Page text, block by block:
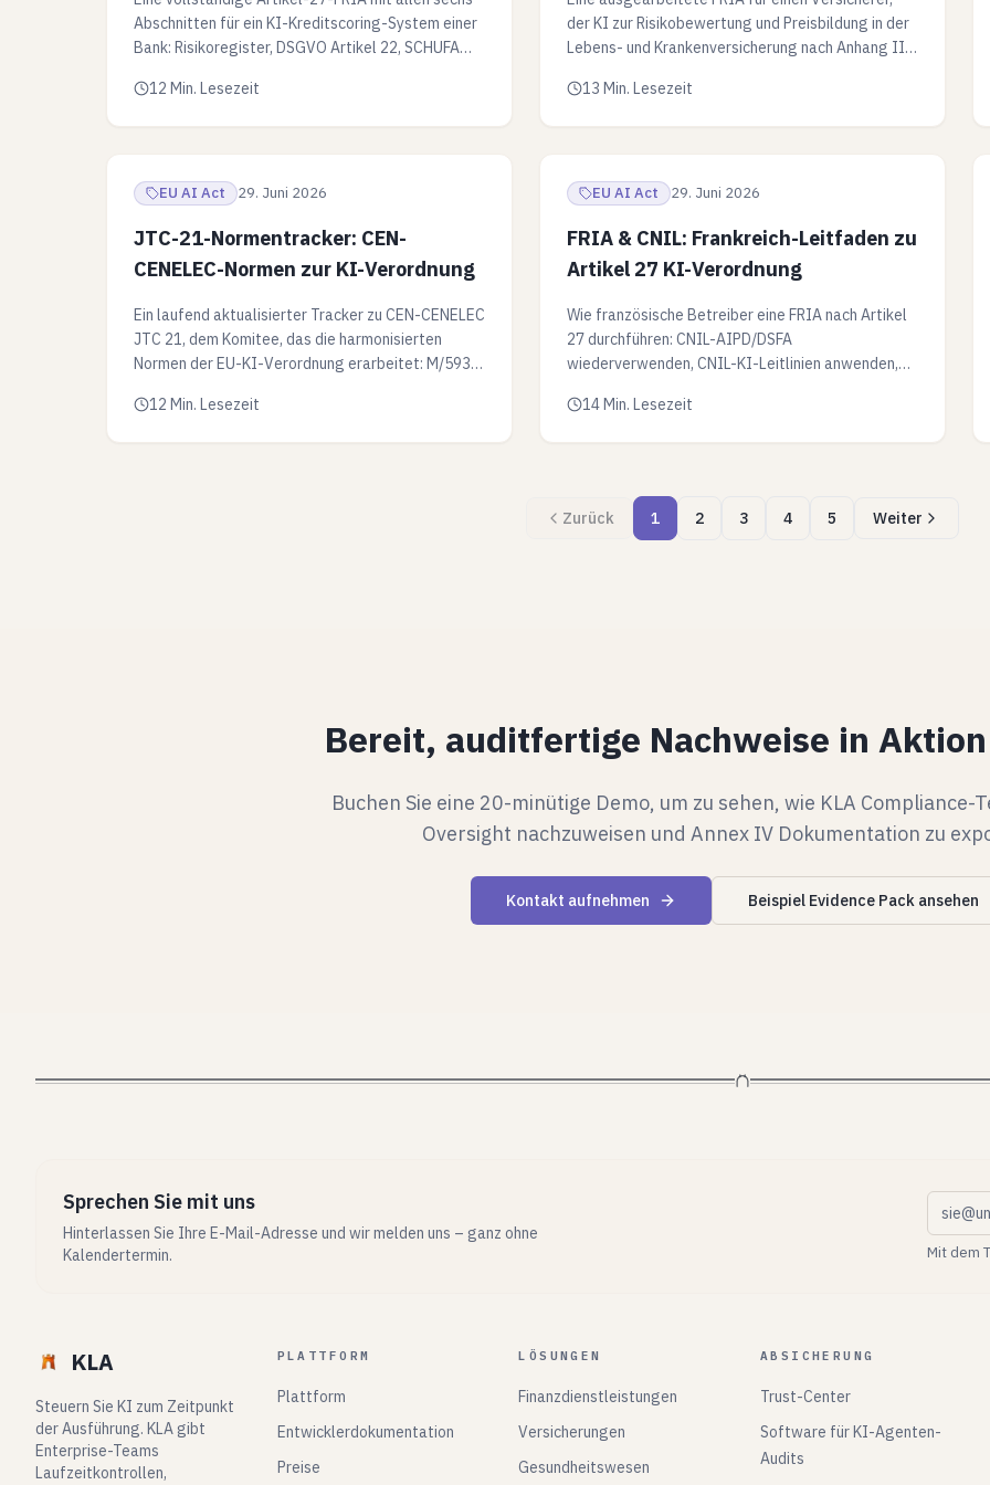
Abschnitten für ein KI-Kreditscoring-System einer
Bank: Risikoregister, DSGVO Artikel 22, SCHUFA
12 Min. Lesezeit
der KI zur Risikobewertung und Preisbildung in der
Lebens- und Krankenversicherung nach Anhang III
Geltungsbereich, Tiefe zu Gesundheitsdaten (Art.
13 Min. Lesezeit
EU AI Act 29. Juni 2026
JTC-21-Normentracker: CEN-
CENELEC-Normen zur KI-Verordnung
Ein laufend aktualisierter Tracker zu CEN-CENELEC
JTC 21, dem Komitee, das die harmonisierten
Normen der EU-KI-Verordnung erarbeitet: M/593
nach Artikel 40.
12 Min. Lesezeit
EU AI Act 29. Juni 2026
FRIA & CNIL: Frankreich-Leitfaden zu
Artikel 27 KI-Verordnung
Wie französische Betreiber eine FRIA nach Artikel
27 durchführen: CNIL-AIPD/DSFA
wiederverwenden, CNIL-KI-Leitlinien anwenden,
mit Beispiel.
14 Min. Lesezeit
Zurück 1 2 3 4 5 Weiter
Bereit, auditfertige Nachweise in
Buchen Sie eine 20-minütige Demo, um zu sehen, wie KLA Compliance-
Oversight nachzuweisen und Annex IV Dokumentation zu
Kontakt aufnehmen Beispiel Evidence Pack ansehen
Sprechen Sie mit uns
Hinterlassen Sie Ihre E-Mail-Adresse und wir melden uns – ganz ohne
Kalendertermin.
Mit dem
KLA
Steuern Sie KI zum Zeitpunkt
der Ausführung. KLA gibt
Enterprise-Teams
Laufzeitkontrollen,
PLATTFORM
Plattform
Entwicklerdokumentation
Preise
LÖSUNGEN
Finanzdienstleistungen
Versicherungen
Gesundheitswesen
ABSICHERUNG
Trust-Center
Software für KI-Agenten-
Audits